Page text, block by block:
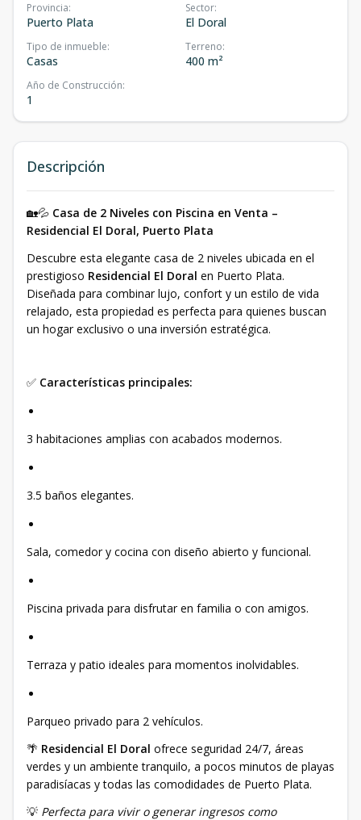
Provincia:
Puerto Plata
Sector:
El Doral
Tipo de inmueble:
Casas
Terreno:
400 m²
Año de Construcción:
1
Descripción
🏡💦 Casa de 2 Niveles con Piscina en Venta –
Residencial El Doral, Puerto Plata
Descubre esta elegante casa de 2 niveles ubicada en el
prestigioso Residencial El Doral en Puerto Plata.
Diseñada para combinar lujo, confort y un estilo de vida
relajado, esta propiedad es perfecta para quienes buscan
un hogar exclusivo o una inversión estratégica.
✅ Características principales:
3 habitaciones amplias con acabados modernos.
3.5 baños elegantes.
Sala, comedor y cocina con diseño abierto y funcional.
Piscina privada para disfrutar en familia o con amigos.
Terraza y patio ideales para momentos inolvidables.
Parqueo privado para 2 vehículos.
🌴 Residencial El Doral ofrece seguridad 24/7, áreas
verdes y un ambiente tranquilo, a pocos minutos de playas
paradisíacas y todas las comodidades de Puerto Plata.
💡 Perfecta para vivir o generar ingresos como